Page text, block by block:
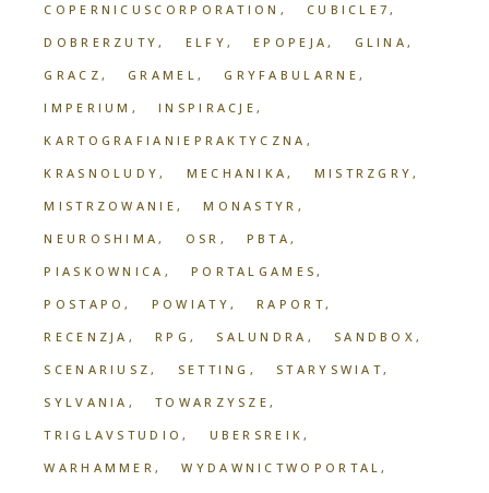
COPERNICUSCORPORATION
CUBICLE7
DOBRERZUTY
ELFY EPOPEJA
GLINA
GRACZ
GRAMEL
GRYFABULARNE
IMPERIUM
INSPIRACJE
KARTOGRAFIANIEPRAKTYCZNA
KRASNOLUDY
MECHANIKA
MISTRZGRY
MISTRZOWANIE
MONASTYR
NEUROSHIMA
OSR
PBTA
PIASKOWNICA
PORTALGAMES
POSTAPO
POWIATY
RAPORT
RECENZJA
RPG SALUNDRA
SANDBOX
SCENARIUSZ
SETTING
STARYSWIAT
SYLVANIA
TOWARZYSZE
TRIGLAVSTUDIO
UBERSREIK
WARHAMMER
WYDAWNICTWOPORTAL